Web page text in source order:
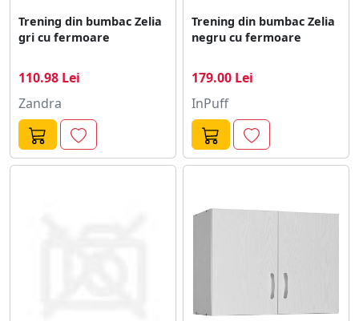
Trening din bumbac Zelia
gri cu fermoare
110.98 Lei
Zandra
Trening din bumbac Zelia
negru cu fermoare
179.00 Lei
InPuff